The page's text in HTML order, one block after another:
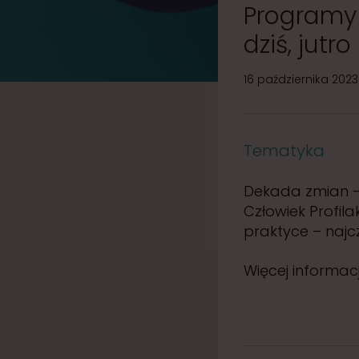
dziś, jutro
16 października
Tematyka
Dekada zmian
Człowiek
praktyce –
Więcej